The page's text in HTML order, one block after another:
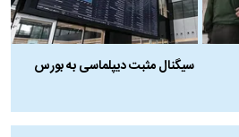
سیگنال مثبت دیپلماسی به بورس